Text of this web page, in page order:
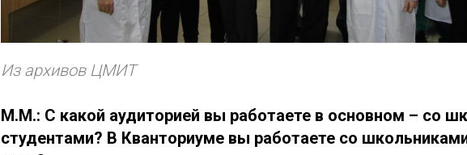
Из архивов ЦМИТ
М.М.: С какой аудиторией вы работаете в основном – со
студентами? В Кванториуме вы работаете со